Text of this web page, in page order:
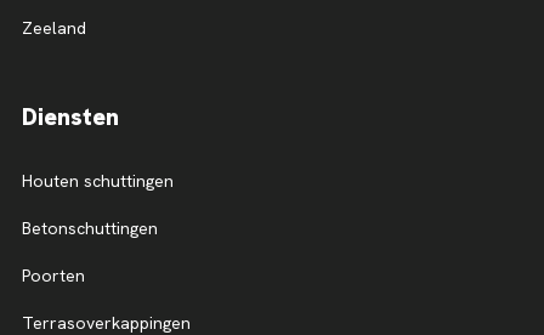
Zeeland
Diensten
Houten schuttingen
Betonschuttingen
Poorten
Terrasoverkappingen